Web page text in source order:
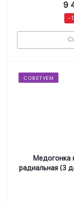
9
-
СОВЕТУЕМ
Медогонка
радиальная (3